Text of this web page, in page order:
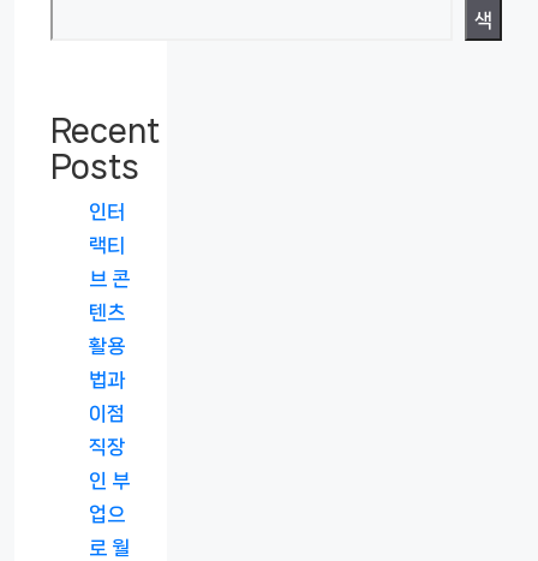
색
Recent
Posts
인터
랙티
브 콘
텐츠
활용
법과
이점
직장
인 부
업으
로 월